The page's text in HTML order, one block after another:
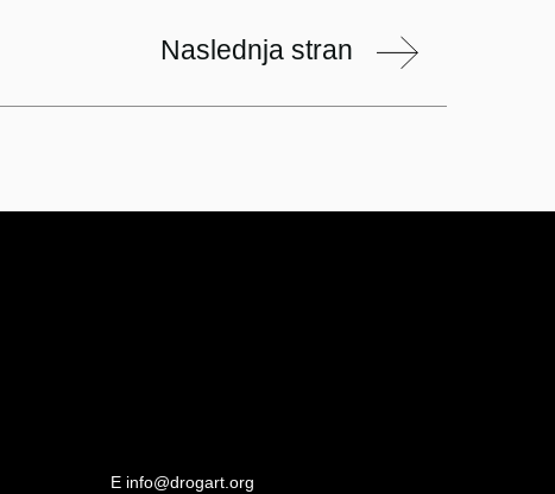
Naslednja stran
E info@drogart.org